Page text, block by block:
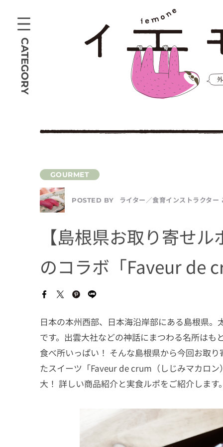
CATEGORY
POSTED BY ライター／食育インストラクター
【島根県お取り寄せ
のコラボ「Faveur de
日本の本州西部、日本海沿岸部にある島根県
です。出雲大社などの神話にまつわる名所は
食べ所いっぱい！ そんな島根県から今回お取
たスイーツ「Faveur de crum（しじみマカロ
大！ 詳しい商品紹介と実食ルポをご紹介します